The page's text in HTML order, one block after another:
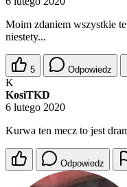
Moim zdaniem wszystkie
niestety...
5 Odpowiedz
K
KosiTKD
6 lutego 2020
Kurwa ten mecz to jest
Odpowiedz